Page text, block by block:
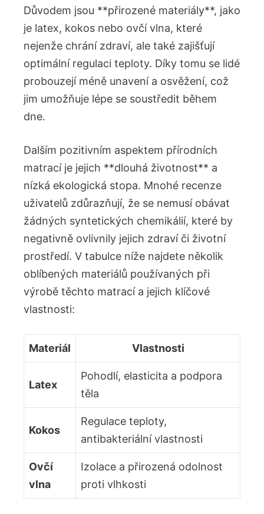
Důvodem jsou **přirozené materiály**, jako
je latex, kokos nebo ovčí vlna, které
nejenže ​chrání ​zdraví,⁣ ale‍ také zajišťují
optimální regulaci teploty. Díky tomu se lidé
probouzejí méně unavení a osvěžení, ‍což
jim umožňuje lépe se soustředit⁣ během
dne.
Dalším pozitivním aspektem‍ přírodních‌
matrací je jejich **dlouhá životnost** a
nízká ekologická stopa. Mnohé recenze
uživatelů zdůrazňují, že se nemusí obávat
žádných syntetických chemikálií, které by
negativně ovlivnily jejich ⁢zdraví či životní
prostředí. V tabulce níže najdete‍ několik
oblíbených materiálů používaných při
výrobě těchto matrací a jejich klíčové
vlastnosti:
Materiál Vlastnosti
Latex
Pohodlí, elasticita a podpora
těla
Kokos
Regulace teploty,
antibakteriální vlastnosti
Ovčí
vlna
Izolace a přirozená odolnost ​
proti vlhkosti